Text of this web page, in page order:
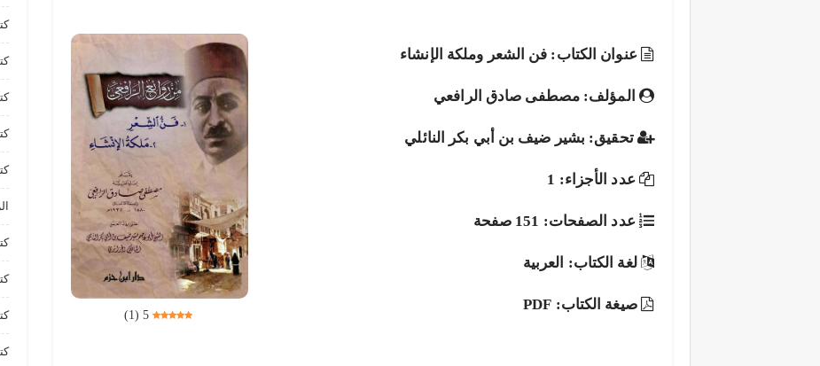
5
(
1
)
عنوان الكتاب: فن الشعر وملكة الإنشاء
المؤلف: مصطفى صادق الرافعي
تحقيق: بشير ضيف بن أبي بكر النائلي
عدد الأجزاء: 1
عدد الصفحات: 151 صفحة
لغة الكتاب: العربية
صيغة الكتاب: PDF